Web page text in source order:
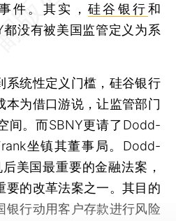
件。其实，硅谷银行和
都没有被美国监管定义为系
统性定义门槛，硅谷银行
本为借口游说，让监管部门
间。而SBNY更请了Dodd-
坐镇其董事局。Dodd-
美国最重要的金融法案，
要的改革法案之一。其目的
银行动用客户存款进行风险